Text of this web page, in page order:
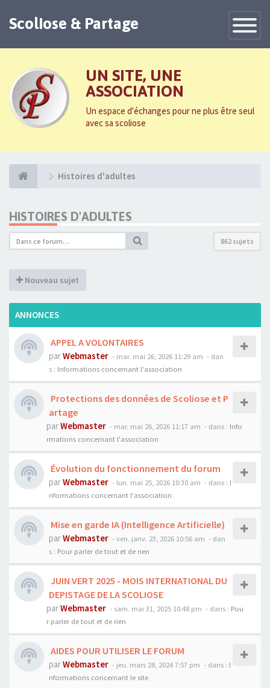
Toggle
Scoliose & Partage
UN SITE, UNE
ASSOCIATION
Un espace d'échanges pour ne plus être seul
avec sa scoliose
Histoires d'adultes
HISTOIRES D'ADULTES
862 sujets
Nouveau sujet
ANNONCES
APPEL A VOLONTAIRES
parWebmaster - mar. mai 26, 2026 11:29 am - dan
s : Informations concernant l'association
Protections des données de Scoliose et P
artage
parWebmaster - mar. mai 26, 2026 11:17 am - dans : Info
rmations concernant l'association
Évolution du fonctionnement du forum
parWebmaster - lun. mai 25, 2026 10:30 am - dans : I
nformations concernant l'association
Mise en garde IA (Intelligence Artificielle)
parWebmaster - ven. janv. 23, 2026 10:56 am - dan
s : Pour parler de tout et de rien
JUIN VERT 2025 - MOIS INTERNATIONAL DU
DEPISTAGE DE LA SCOLIOSE
parWebmaster - sam. mai 31, 2025 10:48 pm - dans : Pou
r parler de tout et de rien
AIDES POUR UTILISER LE FORUM
parWebmaster - jeu. mars 28, 2024 7:57 pm - dans : I
nformations concernant le site